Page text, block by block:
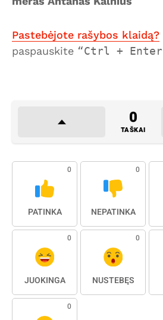
Pastebėjote rašybos klaidą?
paspauskite
Ctrl + Enter
0
TAŠKAI
0
PATINKA
0
NEPATINKA
0
JUOKINGA
0
NUSTEBĘS
0